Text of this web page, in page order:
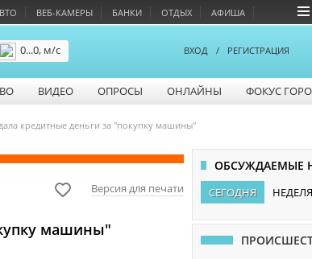
ВЕБ-КАМЕРЫ БАНКИ ОТДЫХ АФИША
0...0, м/с
ВХОД / РЕГИСТРАЦИЯ
ВИДЕО ОПРОСЫ ОНЛАЙНЫ ФОКУС
кредитные деньги за "покупку машины"
Версия для печати
машины"
ОБСУЖДАЕМЫЕ
СЕГОДНЯ НЕДЕЛЯ